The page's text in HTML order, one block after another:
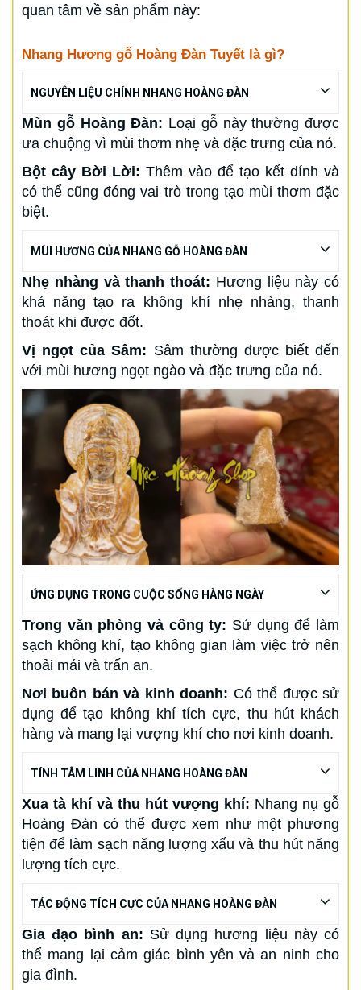
quan tâm về sản phẩm này:
Nhang Hương gỗ Hoàng Đàn Tuyết là gì?
NGUYÊN LIỆU CHÍNH NHANG HOÀNG ĐÀN
Mùn gỗ Hoàng Đàn: Loại gỗ này thường được
ưa chuộng vì mùi thơm nhẹ và đặc trưng của nó.
Bột cây Bời Lời: Thêm vào để tạo kết dính và
có thể cũng đóng vai trò trong tạo mùi thơm đặc
biệt.
MÙI HƯƠNG CỦA NHANG GỖ HOÀNG ĐÀN
Nhẹ nhàng và thanh thoát: Hương liệu này có
khả năng tạo ra không khí nhẹ nhàng, thanh
thoát khi được đốt.
Vị ngọt của Sâm: Sâm thường được biết đến
với mùi hương ngọt ngào và đặc trưng của nó.
ỨNG DỤNG TRONG CUỘC SỐNG HÀNG NGÀY
Trong văn phòng và công ty: Sử dụng để làm
sạch không khí, tạo không gian làm việc trở nên
thoải mái và trấn an.
Nơi buôn bán và kinh doanh: Có thể được sử
dụng để tạo không khí tích cực, thu hút khách
hàng và mang lại vượng khí cho nơi kinh doanh.
TÍNH TÂM LINH CỦA NHANG HOÀNG ĐÀN
Xua tà khí và thu hút vượng khí: Nhang nụ gỗ
Hoàng Đàn có thể được xem như một phương
tiện để làm sạch năng lượng xấu và thu hút năng
lượng tích cực.
TÁC ĐỘNG TÍCH CỰC CỦA NHANG HOÀNG ĐÀN
Gia đạo bình an: Sử dụng hương liệu này có
thể mang lại cảm giác bình yên và an ninh cho
gia đình.